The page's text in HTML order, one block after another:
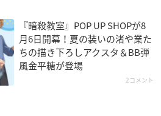
『暗殺教室』POP UP SHOPが8
月6日開幕！夏の装いの渚や業た
ちの描き下ろしアクスタ＆BB弾
風金平糖が登場
2コメント